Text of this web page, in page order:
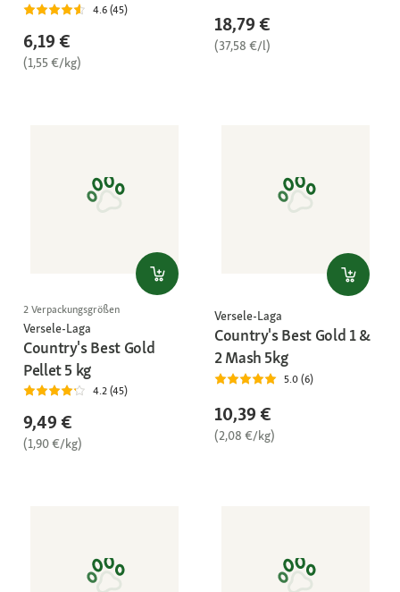
4.6 (45)
6,19 €
(1,55 €/kg)
18,79 €
(37,58 €/l)
2 Verpackungsgrößen
Versele-Laga
Country's Best Gold
Pellet 5 kg
4.2 (45)
9,49 €
(1,90 €/kg)
Versele-Laga
Country's Best Gold 1 &
2 Mash 5kg
5.0 (6)
10,39 €
(2,08 €/kg)